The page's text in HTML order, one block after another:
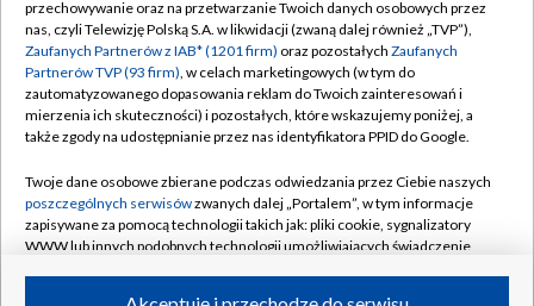
Abonament TVP
Emisja w TVP
Centrum informacji TVP
Naziemna Telewizja Cyfrowa
Rada Programowa
System NOS
Informacje o nadawcy
Regulamin TVP
Polityka prywatności
Moje zgody
Pomoc
Kontakt
Kanały
przechowywanie oraz na przetwarzanie Twoich danych osobowych przez
nas, czyli Telewizję Polską S.A. w likwidacji (zwaną dalej również „TVP”),
Zaufanych Partnerów z IAB* (1201 firm) oraz pozostałych Zaufanych
Partnerów TVP (93 firm), w celach marketingowych (w tym do
zautomatyzowanego dopasowania reklam do Twoich zainteresowań i
mierzenia ich skuteczności) i pozostałych, które wskazujemy poniżej, a
także zgody na udostępnianie przez nas identyfikatora PPID do Google.
Twoje dane osobowe zbierane podczas odwiedzania przez Ciebie naszych
poszczególnych serwisówzwanych dalej „Portalem”, w tym informacje
zapisywane za pomocą technologii takich jak: pliki cookie, sygnalizatory
WWW lub innych podobnych technologii umożliwiających świadczenie